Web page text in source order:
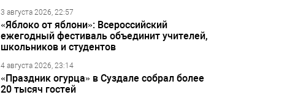
3 августа 2026, 22:57
«Яблоко от яблони»: Всероссийский
ежегодный фестиваль объединит учителей,
школьников и студентов
4 августа 2026, 23:14
«Праздник огурца» в Суздале собрал более
20 тысяч гостей